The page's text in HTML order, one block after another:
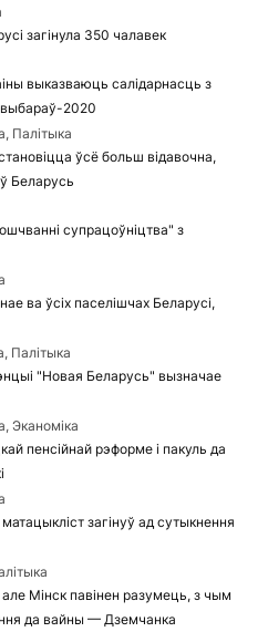
загінула 350 чалавек
выказваюць салідарнасць з
выбараў-2020
Палітыка
ўсё больш відавочна,
Беларусь
супрацоўніцтва" з
ва ўсіх паселішчах Беларусі,
Палітыка
"Новая Беларусь" вызначае
Эканоміка
пенсійнай рэформе і пакуль да
загінуў ад сутыкнення
Мінск павінен разумець, з чым
да вайны — Дземчанка